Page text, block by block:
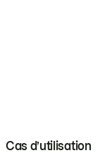
Cas d’utilisation